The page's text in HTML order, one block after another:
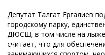
Депутат Талгат Ергалиев
городскому парку,
ДЮСШ, в том числе на
считает, что для